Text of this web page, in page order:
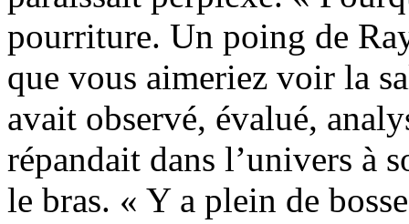
pourriture. Un poing de
que vous aimeriez voir la
avait observé, évalué,
répandait dans l’univers à
le bras. « Y a plein de